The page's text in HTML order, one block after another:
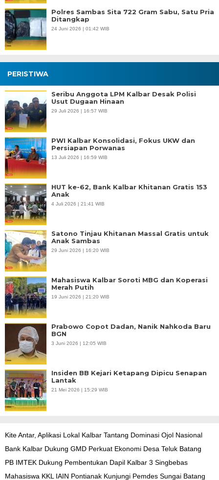
Polres Sambas Sita 722 Gram Sabu, Satu Pria
Ditangkap
24 Juni 2026 | 01:42 WIB
PERISTIWA
Seribu Anggota LPM Kalbar Desak Polisi
Usut Dugaan Hinaan
29 Juli 2026 | 16:57 WIB
PWI Kalbar Konsolidasi, Fokus UKW dan
Persiapan Porwanas
13 Juli 2026 | 16:59 WIB
HUT ke-62, Bank Kalbar Khitanan Gratis 153
Anak
4 Juli 2026 | 21:41 WIB
Satono Tinjau Khitanan Massal Gratis untuk
Anak Sambas
29 Juni 2026 | 16:20 WIB
Mahasiswa Kalbar Soroti MBG dan Koperasi
Merah Putih
19 Juni 2026 | 21:20 WIB
Prabowo Copot Dadan, Nanik Nahkoda Baru
BGN
3 Juni 2026 | 12:05 WIB
Insiden BB Kejari Ketapang Dipicu Senapan
Lantak
21 Mei 2026 | 15:29 WIB
Kite Antar, Aplikasi Lokal Kalbar Tantang Dominasi Ojol Nasional
Bank Kalbar Dukung GMD Perkuat Ekonomi Desa Teluk Batang
PB IMTEK Dukung Pembentukan Dapil Kalbar 3 Singbebas
Mahasiswa KKL IAIN Pontianak Kunjungi Pemdes Sungai Batang